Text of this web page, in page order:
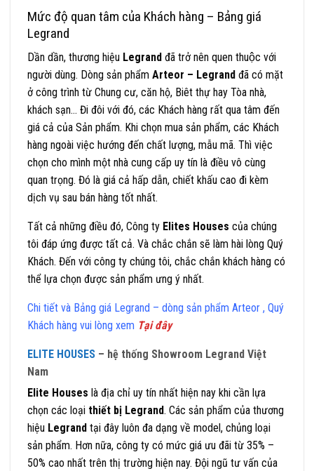
Mức độ quan tâm của Khách hàng – Bảng giá
Legrand
Dần dần, thương hiệu Legrand đã trở nên quen thuộc với
người dùng. Dòng sản phẩm Arteor – Legrand đã có mặt
ở công trình từ Chung cư, căn hộ, Biêt thự hay Tòa nhà,
khách sạn… Đi đôi với đó, các Khách hàng rất qua tâm đến
giá cả của Sản phẩm. Khi chọn mua sản phẩm, các Khách
hàng ngoài việc hướng đến chất lượng, mẫu mã. Thì việc
chọn cho mình một nhà cung cấp uy tín là điều vô cùng
quan trọng. Đó là giá cả hấp dẫn, chiết khấu cao đi kèm
dịch vụ sau bán hàng tốt nhất.
Tất cả những điều đó, Công ty Elites Houses của chúng
tôi đáp ứng được tất cả. Và chắc chắn sẽ làm hài lòng Quý
Khách. Đến với công ty chúng tôi, chắc chắn khách hàng có
thể lựa chọn được sản phẩm ưng ý nhất.
Chi tiết và Bảng giá Legrand – dòng sản phẩm Arteor , Quý
Khách hàng vui lòng xem Tại đây
ELITE HOUSES – hệ thống Showroom Legrand Việt
Nam
Elite Houses là địa chỉ uy tín nhất hiện nay khi cần lựa
chọn các loại thiết bị Legrand. Các sản phẩm của thương
hiệu Legrand tại đây luôn đa dạng về model, chủng loại
sản phẩm. Hơn nữa, công ty có mức giá ưu đãi từ 35% –
50% cao nhất trên thị trường hiện nay. Đội ngũ tư vấn của